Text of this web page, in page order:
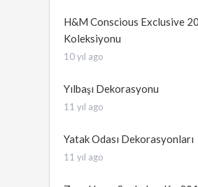
H&M Conscious Exclusive
Koleksiyonu
10 yıl ago
Yılbaşı Dekorasyonu
11 yıl ago
Yatak Odası Dekorasyonları
11 yıl ago